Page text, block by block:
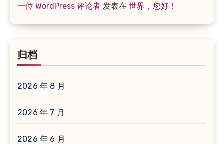
一位 WordPress 评论者 发表在 世界，您好！
归档
2026 年 8 月
2026 年 7 月
2026 年 6 月